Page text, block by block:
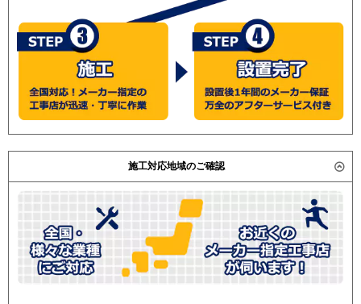
PEZ-ZRMP56SD2
PEZ-ZRMP56D2
PEZ-ZRMP56SDY
PEZ-ZRMP56DY
PEZ-ZRMP56SDZ
PEZ-ZRMP56DZ
PEZ-ZRMP56SD3
PEZ-ZRMP56SD4
PEZ-ZRMP56D4
PEZ-ZRMP56SD5
PEZ-ZRMP56D5
日立
RPI-GP56RGHJC2
RPI-GP56RGHC2
施工対応地域のご確認